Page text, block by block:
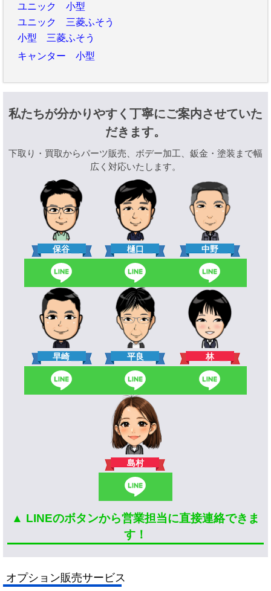
ユニック 小型
ユニック 三菱ふそう
小型 三菱ふそう
キャンター 小型
私たちが分かりやすく丁寧にご案内させていた
だきます。
下取り・買取からパーツ販売、ボデー加工、鈑金・塗装まで幅
広く対応いたします。
保谷 樋口 中野
早崎 平良 林
島村
▲ LINEのボタンから営業担当に直接連絡できま
す！
オプション販売サービス